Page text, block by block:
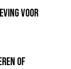
voor
of